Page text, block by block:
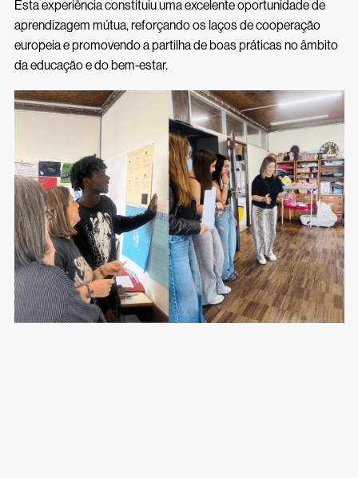
Esta experiência constituiu uma excelente oportunidade de
aprendizagem mútua, reforçando os laços de cooperação
europeia e promovendo a partilha de boas práticas no âmbito
da educação e do bem-estar.